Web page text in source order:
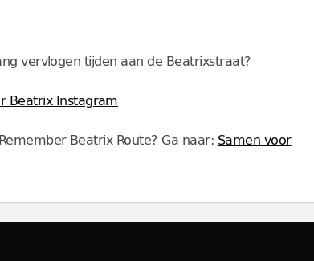
vervlogen tijden aan de Beatrixstraat?
Beatrix Instagram
Beatrix Route? Ga naar: Samen voor